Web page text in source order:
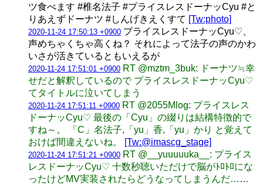
ツ食べます #椎名法子 #プライスレスドーナッCyu #と
りあえずドーナツ #しんげきえくすて [Tw:photo]
2020-11-24 17:50:13 +0900 プライスレスドーナッCyu♡、
声めちゃくちゃ高くね？ それによって法子の声のかわ
いさが活きているともいえるが
2020-11-24 17:51:01 +0900 RT @mztm_3buk: ドーナツ≒幸
せだと解釈しているので プライスレスドーナッCyu♡
てタイトルに泣いてしまう
2020-11-24 17:51:11 +0900 RT @2055Mlog: プライスレス
ドーナッCyu♡ 最後の「Cyu」の綴りは結構特徴的で
すね～。 「C」名法子,「yu」香,「yu」かり と覚えて
おけば間違えないね。
[Tw:@imascg_stage]
2020-11-24 17:51:21 +0900 RT @__yuuuuuka__: プライス
レスドーナッCyu♡ 十数秒聴いただけで脳がﾄﾛﾄﾛにな
ったけどMV実装されたらどうなってしまうんだ……